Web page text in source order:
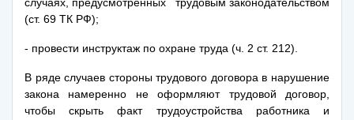
(ст. 69 ТК РФ);
- провести инструктаж по охране труда (ч. 2 ст. 212).
В ряде случаев стороны трудового договора в нарушение
закона намеренно не оформляют трудовой договор,
чтобы скрыть факт трудоустройства работника и